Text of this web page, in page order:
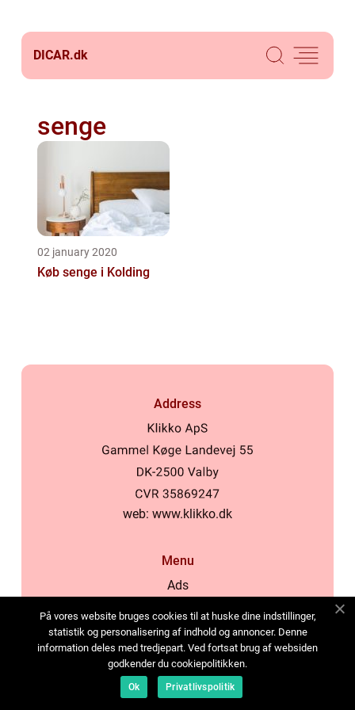
DICAR.dk
senge
02 january 2020
Køb senge i Kolding
Address
web: www.klikko.dk
Menu
Ads
Cookies
Contact
Sitemap
På vores website bruges cookies til at huske dine indstillinger,
statistik og personalisering af indhold og annoncer. Denne
information deles med tredjepart. Ved fortsat brug af websiden
godkender du cookiepolitikken.
Ok Privatlivspolitik